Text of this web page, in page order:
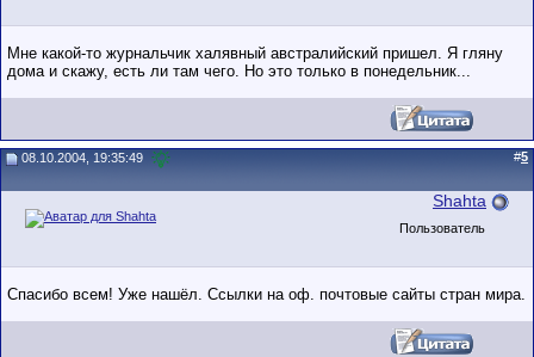
Мне какой-то журнальчик халявный австралийский пришел. Я гляну
дома и скажу, есть ли там чего. Но это только в понедельник...
08.10.2004, 19:35:49 #5
Shahta
Пользователь
Спасибо всем! Уже нашёл. Ссылки на оф. почтовые сайты стран мира.